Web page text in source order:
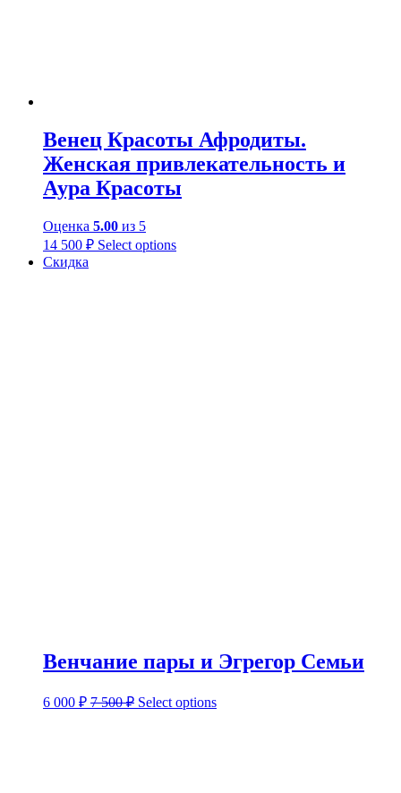
Венец Красоты Афродиты.
Женская привлекательность и
Аура Красоты
Оценка 5.00 из 5
14 500 ₽ Select options
Скидка
Венчание пары и Эгрегор Семьи
6 000 ₽ 7 500₽ Select options